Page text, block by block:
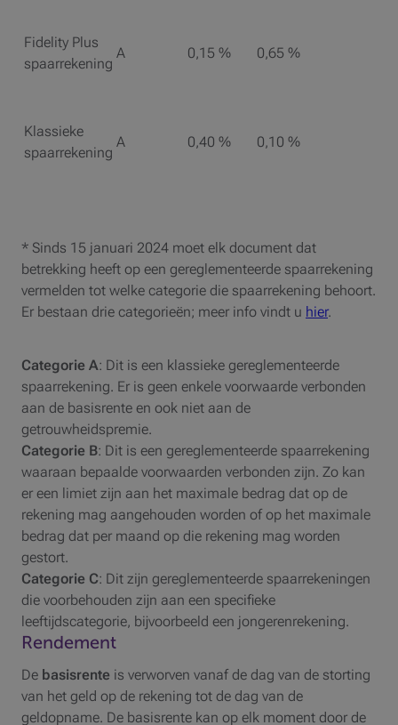
Fidelity Plus
spaarrekening
A 0,15 % 0,65 %
Klassieke
spaarrekening
A 0,40 % 0,10 %
* Sinds 15 januari 2024 moet elk document dat
betrekking heeft op een gereglementeerde spaarrekening
vermelden tot welke categorie die spaarrekening behoort.
Er bestaan drie categorieën; meer info vindt u hier.
Categorie A: Dit is een klassieke gereglementeerde
spaarrekening. Er is geen enkele voorwaarde verbonden
aan de basisrente en ook niet aan de
getrouwheidspremie.
Categorie B: Dit is een gereglementeerde spaarrekening
waaraan bepaalde voorwaarden verbonden zijn. Zo kan
er een limiet zijn aan het maximale bedrag dat op de
rekening mag aangehouden worden of op het maximale
bedrag dat per maand op die rekening mag worden
gestort.
Categorie C: Dit zijn gereglementeerde spaarrekeningen
die voorbehouden zijn aan een specifieke
leeftijdscategorie, bijvoorbeeld een jongerenrekening.
Rendement
De basisrente is verworven vanaf de dag van de storting
van het geld op de rekening tot de dag van de
geldopname. De basisrente kan op elk moment door de